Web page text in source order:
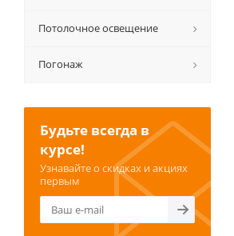
Потолочное освещение
Погонаж
Будьте всегда в
курсе!
Узнавайте о скидках и акциях
первым